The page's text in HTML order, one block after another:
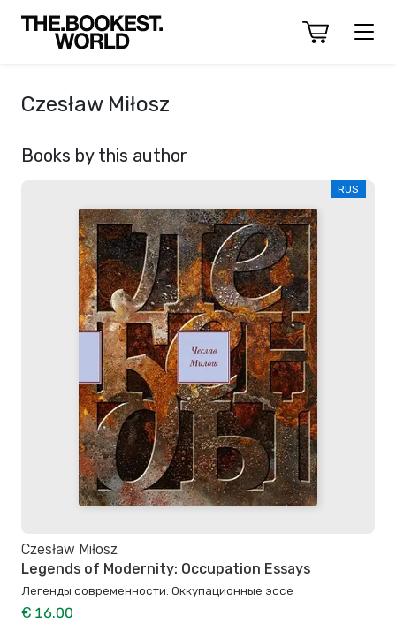
Czesław Miłosz
Books by this author
RUS
Czesław Miłosz
Legends of Modernity: Occupation Essays
Легенды современности: Оккупационные эссе
€ 16.00